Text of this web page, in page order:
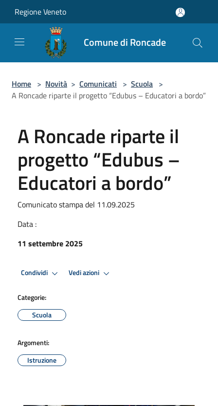
Regione Veneto
Comune di Roncade
Home > Novità > Comunicati > Scuola >
A Roncade riparte il progetto “Edubus – Educatori a bordo”
A Roncade riparte il
progetto “Edubus –
Educatori a bordo”
Comunicato stampa del 11.09.2025
Data :
11 settembre 2025
Condividi Vedi azioni
Categorie:
Scuola
Argomenti:
Istruzione